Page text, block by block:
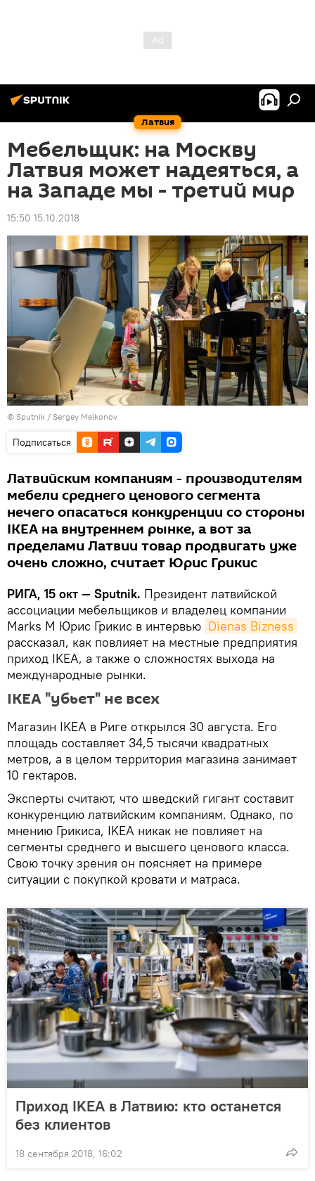
Латвия
Мебельщик: на Москву
Латвия может надеяться, а
на Западе мы - третий мир
15:50 15.10.2018
© Sputnik / Sergey Melkonov
Подписаться
Латвийским компаниям - производителям
мебели среднего ценового сегмента
нечего опасаться конкуренции со стороны
IKEA на внутреннем рынке, а вот за
пределами Латвии товар продвигать уже
очень сложно, считает Юрис Грикис
РИГА, 15 окт — Sputnik. Президент латвийской
ассоциации мебельщиков и владелец компании
Marks M Юрис Грикис в интервью Dienas Bizness
рассказал, как повлияет на местные предприятия
приход IKEA, а также о сложностях выхода на
международные рынки.
IKEA "убьет" не всех
Магазин IKEA в Риге открылся 30 августа. Его
площадь составляет 34,5 тысячи квадратных
метров, а в целом территория магазина занимает
10 гектаров.
Эксперты считают, что шведский гигант составит
конкуренцию латвийским компаниям. Однако, по
мнению Грикиса, IKEA никак не повлияет на
сегменты среднего и высшего ценового класса.
Свою точку зрения он поясняет на примере
ситуации с покупкой кровати и матраса.
Приход IKEA в Латвию: кто останется
без клиентов
18 сентября 2018, 16:02